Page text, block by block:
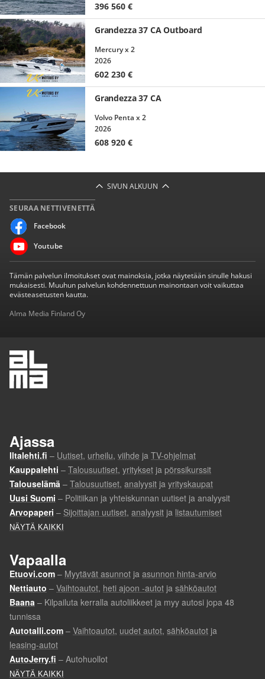
396 560 €
Grandezza 37 CA Outboard
Mercury x 2
2026
602 230 €
Grandezza 37 CA
Volvo Penta x 2
2026
608 920 €
SIVUN ALKUUN
SEURAA NETTIVENETTÄ
Facebook
Youtube
Tämän palvelun ilmoitukset ovat mainoksia, jotka näytetään sinulle hakusi
mukaisesti. Muuhun palvelun kohdennettuun mainontaan voit vaikuttaa
evästeasetusten kautta.
Alma Media Finland Oy